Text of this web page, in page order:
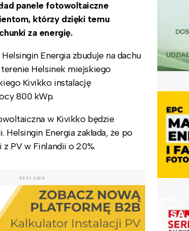
panele fotowoltaiczne
którzy dzięki temu
za energię.
Energia zbuduje na dachu
Helsinek miejskiego
Kivikko instalację
800 kWp.
w Kivikko będzie
Energia zakłada, że po
PV w Finlandii o 20%.
REKLAMA